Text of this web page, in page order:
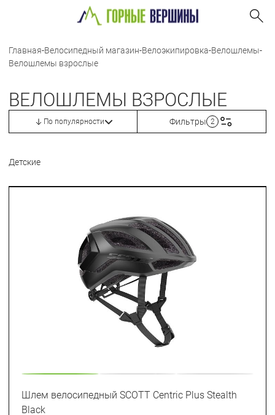
Главная-Велосипедный магазин-Велоэкипировка-Велошлемы-
Велошлемы взрослые
ВЕЛОШЛЕМЫ ВЗРОСЛЫЕ
По популярности Фильтры 2
Детские
Шлем велосипедный SCOTT Centric Plus Stealth
Black